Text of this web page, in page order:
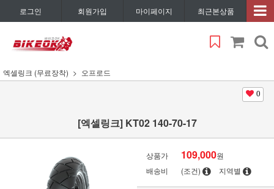
로그인 회원가입 마이페이지 최근본상품
엑셀링크 (무료장착) 오프로드
0
[엑셀링크] KT02 140-70-17
상품가 109,000원
배송비
(조건) 지역별